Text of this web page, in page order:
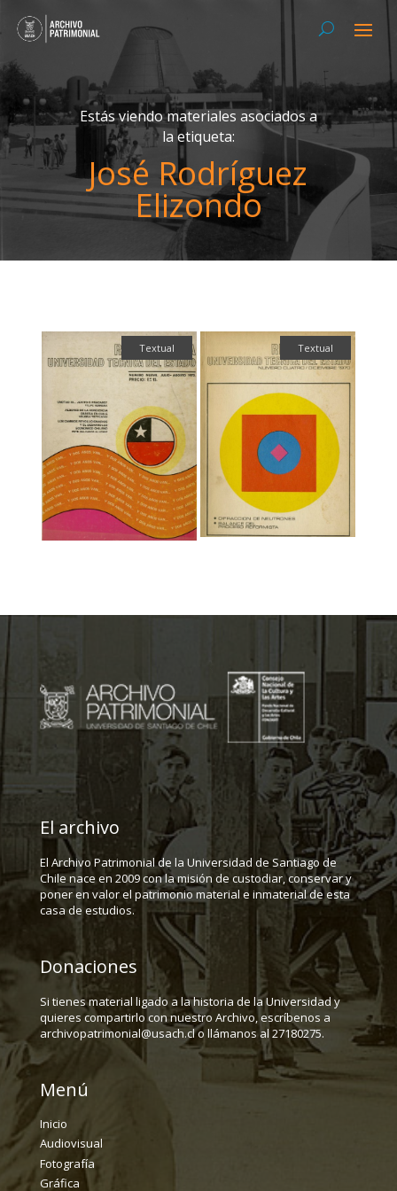
Estás viendo materiales asociados a
la etiqueta:
José Rodríguez
Elizondo
Textual Textual
El archivo
El Archivo Patrimonial de la Universidad de Santiago de
Chile nace en 2009 con la misión de custodiar, conservar y
poner en valor el patrimonio material e inmaterial de esta
casa de estudios.
Donaciones
Si tienes material ligado a la historia de la Universidad y
quieres compartirlo con nuestro Archivo, escríbenos a
archivopatrimonial@usach.cl o llámanos al 27180275.
Menú
Inicio
Audiovisual
Fotografía
Gráfica